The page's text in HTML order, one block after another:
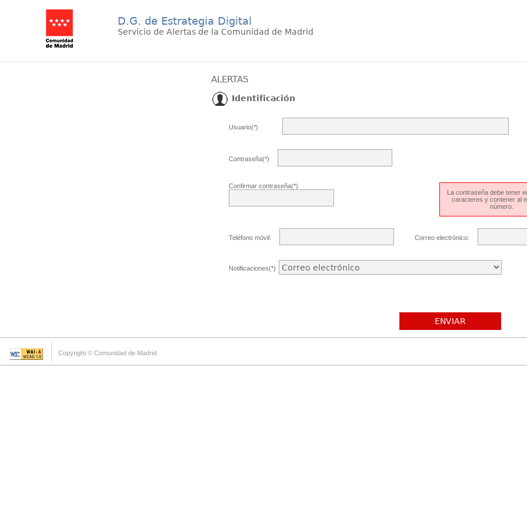
D.G. de Estrategia Digital
Servicio de Alertas de la Comunidad de Madrid
ALERTAS
Identificación
Usuario(*)
Contraseña(*)
Confirmar contraseña(*)
La contraseña debe tener
caracteres y contener al
número.
Teléfono móvil: Correo electrónico:
Notificaciones(*)
ENVIAR
Copyright © Comunidad de Madrid.